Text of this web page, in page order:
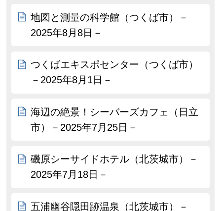
地図と測量の科学館（つくば市）－
2025年8月8日－
つくばエキスポセンター（つくば市）
－2025年8月1日－
海辺の絶景！シーバーズカフェ（日立
市）－2025年7月25日－
磯原シーサイドホテル（北茨城市）－
2025年7月18日－
五浦幽谷隠田跡温泉（北茨城市）－